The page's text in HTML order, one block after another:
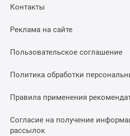
Контакты
Реклама на сайте
Пользовательское соглашение
Политика обработки
Правила применения
Согласие на получение
рассылок